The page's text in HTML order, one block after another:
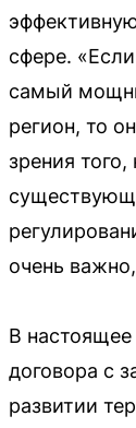
сфере.
самый
регион, то
зрения
очень
В
договора с
развитии